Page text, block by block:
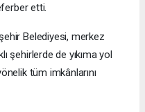
etti.
Belediyesi, merkez
şehirlerde de yıkıma yol
tüm imkânlarını